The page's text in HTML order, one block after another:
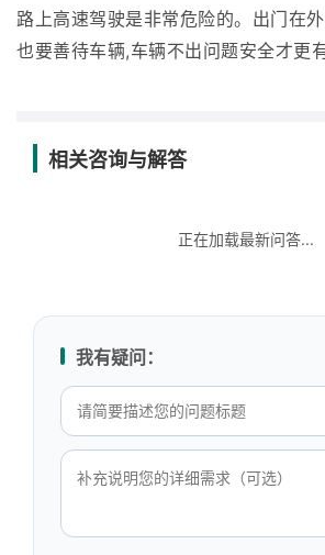
路上高速驾驶是非常危险的。出门在
也要善待车辆,车辆不出问题安全才更有
相关咨询与解答
正在加载最新问答...
我有疑问：